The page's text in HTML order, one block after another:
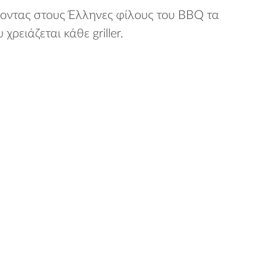
στους Έλληνες φίλους του BBQ τα
κάθε griller.